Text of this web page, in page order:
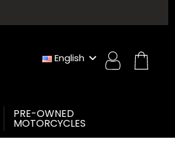
English
PRE-OWNED
MOTORCYCLES